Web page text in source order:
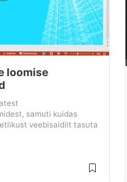
loomise
samuti kuidas
veebisaidilt tasuta